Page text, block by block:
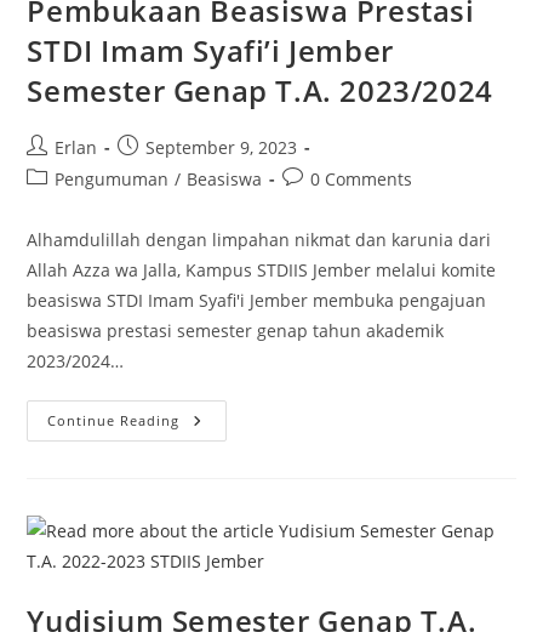
Pembukaan Beasiswa Prestasi
STDI Imam Syafi’i Jember
Semester Genap T.A. 2023/2024
Post
author:
Erlan
Post
published:
September 9, 2023
PostPengumuman / Beasiswa
Post0 Comments
Alhamdulillah dengan limpahan nikmat dan karunia dari
Allah Azza wa Jalla, Kampus STDIIS Jember melalui komite
beasiswa STDI Imam Syafi'i Jember membuka pengajuan
beasiswa prestasi semester genap tahun akademik
2023/2024…
Continue Reading Pembukaan
Beasiswa
Jember
Semester
Genap
T.A.
Yudisium Semester Genap T.A.